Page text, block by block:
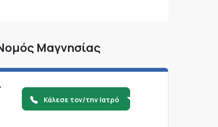
Μαγνησίας
Κάλεσε τον/την Ιατρό